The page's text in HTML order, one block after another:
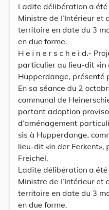
Ladite délibération a
Ministre de l’Intérieur et
territoire en date du 3
en due forme.
H e i n e r s c h e i d.-
particulier au lieu-dit «in
Hupperdange, présenté
En sa séance du 2
communal de
portant adoption
d’aménagement
sis à Hupperdange,
lieu-dit «in der Ferkent»,
Freichel.
Ladite délibération a
Ministre de l’Intérieur et
territoire en date du 3
en due forme.